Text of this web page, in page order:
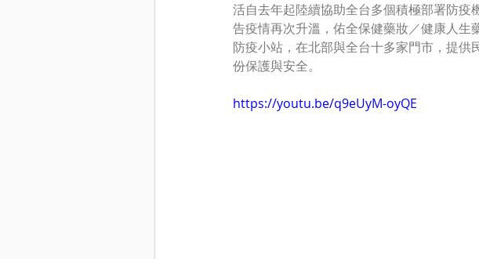
活自去年起陸續協助全台多個積極部署防
告疫情再次升溫，佑全保健藥妝／健康人
防疫小站，在北部與全台十多家門市，提
份保護與安全。
https://youtu.be/q9eUyM-oyQE